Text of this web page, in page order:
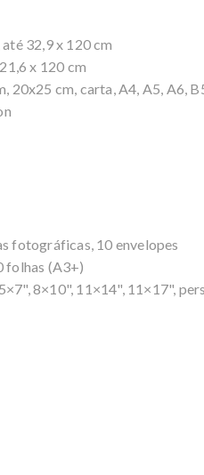
32,9 x 120 cm
x 120 cm
20x25 cm, carta, A4, A5, A6,
fotográficas, 10 envelopes
folhas (A3+)
8×10", 11×14", 11×17",